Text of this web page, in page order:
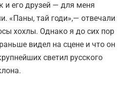
и его друзей — для меня
«Паны, тай годи»,— отвечали
хохлы. Однако я до сих пор
видел на сцене и что он
светил русского